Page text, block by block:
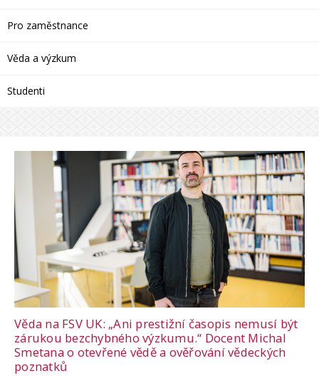
Pro zaměstnance
Věda a výzkum
Studenti
Věda na FSV UK: „Ani prestižní časopis nemusí být
zárukou bezchybného výzkumu.“ Docent Michal
Smetana o otevřené vědě a ověřování vědeckých
poznatků